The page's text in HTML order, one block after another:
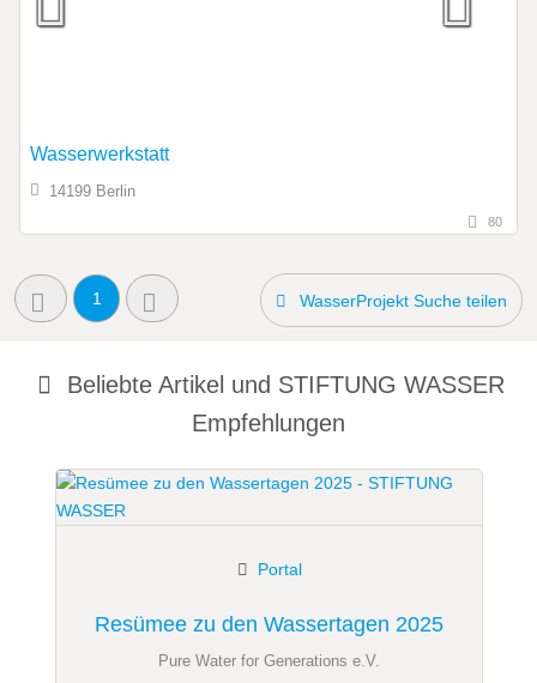
Wasserwerkstatt
14199 Berlin
80
1 WasserProjekt Suche teilen
Beliebte Artikel und STIFTUNG WASSER
Empfehlungen
Resümee zu den Wassertagen 2025
Portal
Pure Water for Generations e.V.